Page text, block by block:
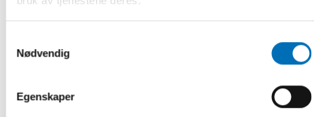
Nødvendig
Egenskaper